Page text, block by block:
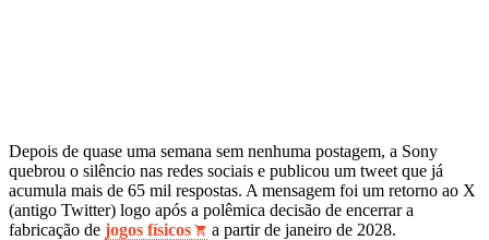
Depois de quase uma semana sem nenhuma postagem, a Sony
quebrou o silêncio nas redes sociais e publicou um tweet que já
acumula mais de 65 mil respostas. A mensagem foi um retorno ao X
(antigo Twitter) logo após a polêmica decisão de encerrar a
fabricação de jogos físicos a partir de janeiro de 2028.